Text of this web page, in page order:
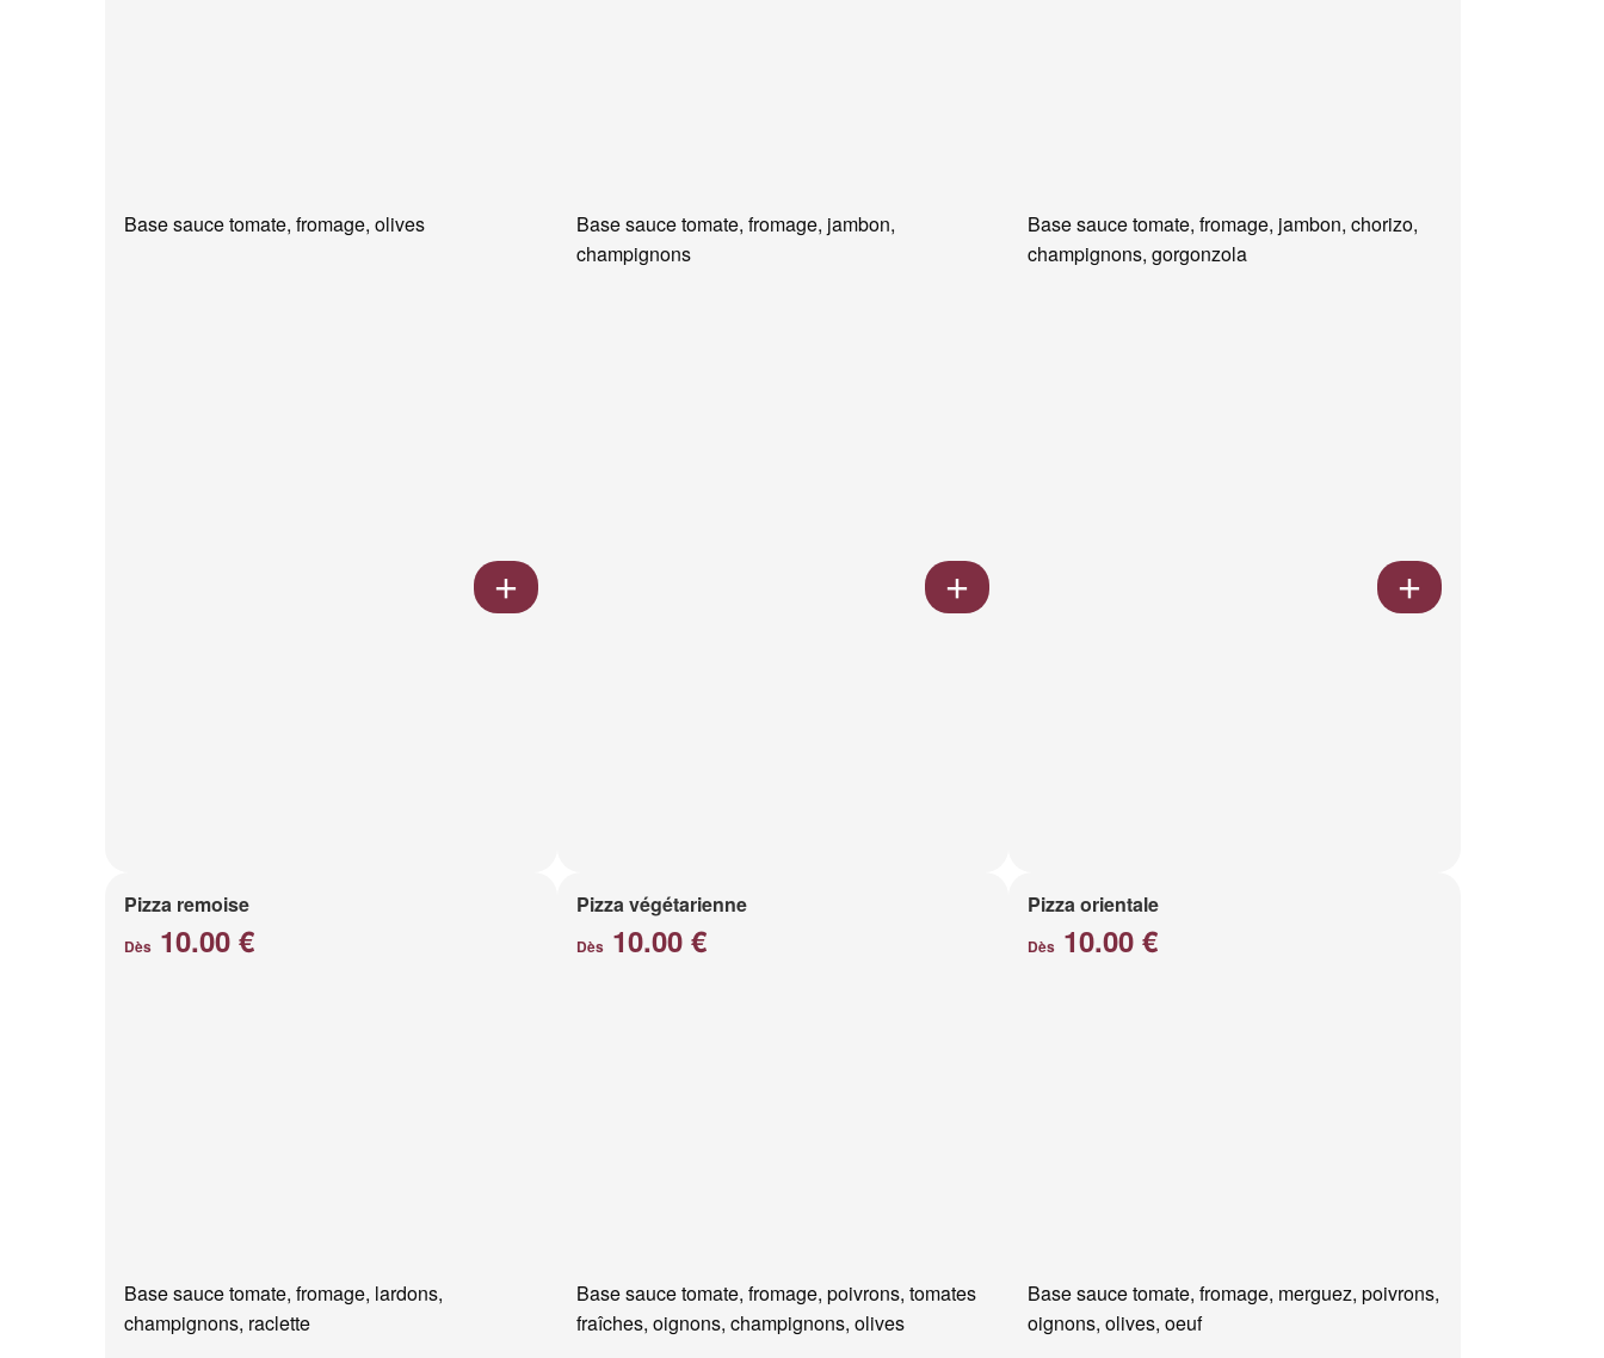
Base sauce tomate, fromage, olives
Base sauce tomate, fromage, jambon,
champignons
Base sauce tomate, fromage, jambon, chorizo,
champignons, gorgonzola
Pizza remoise
Dès 10.00 €
Base sauce tomate, fromage, lardons,
champignons, raclette
Pizza végétarienne
Dès10.00 €
Base sauce tomate, fromage, poivrons, tomates
fraîches, oignons, champignons, olives
Pizza orientale
Dès 10.00 €
Base sauce tomate, fromage, merguez, poivrons,
oignons, olives, oeuf